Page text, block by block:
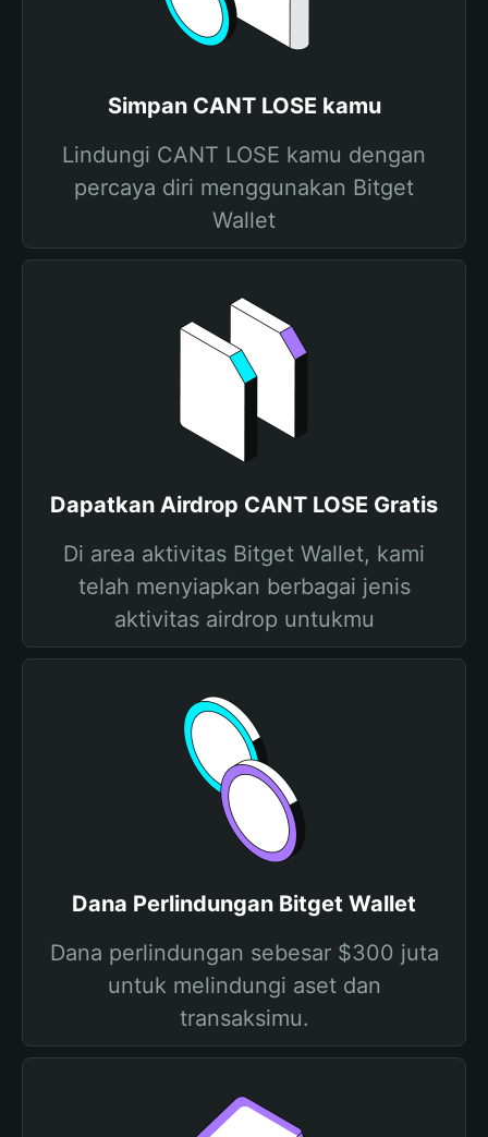
Simpan CANT LOSE kamu
Lindungi CANT LOSE kamu dengan
percaya diri menggunakan Bitget
Wallet
Dapatkan Airdrop CANT LOSE Gratis
Di area aktivitas Bitget Wallet, kami
telah menyiapkan berbagai jenis
aktivitas airdrop untukmu
Dana Perlindungan Bitget Wallet
Dana perlindungan sebesar $300 juta
untuk melindungi aset dan
transaksimu.